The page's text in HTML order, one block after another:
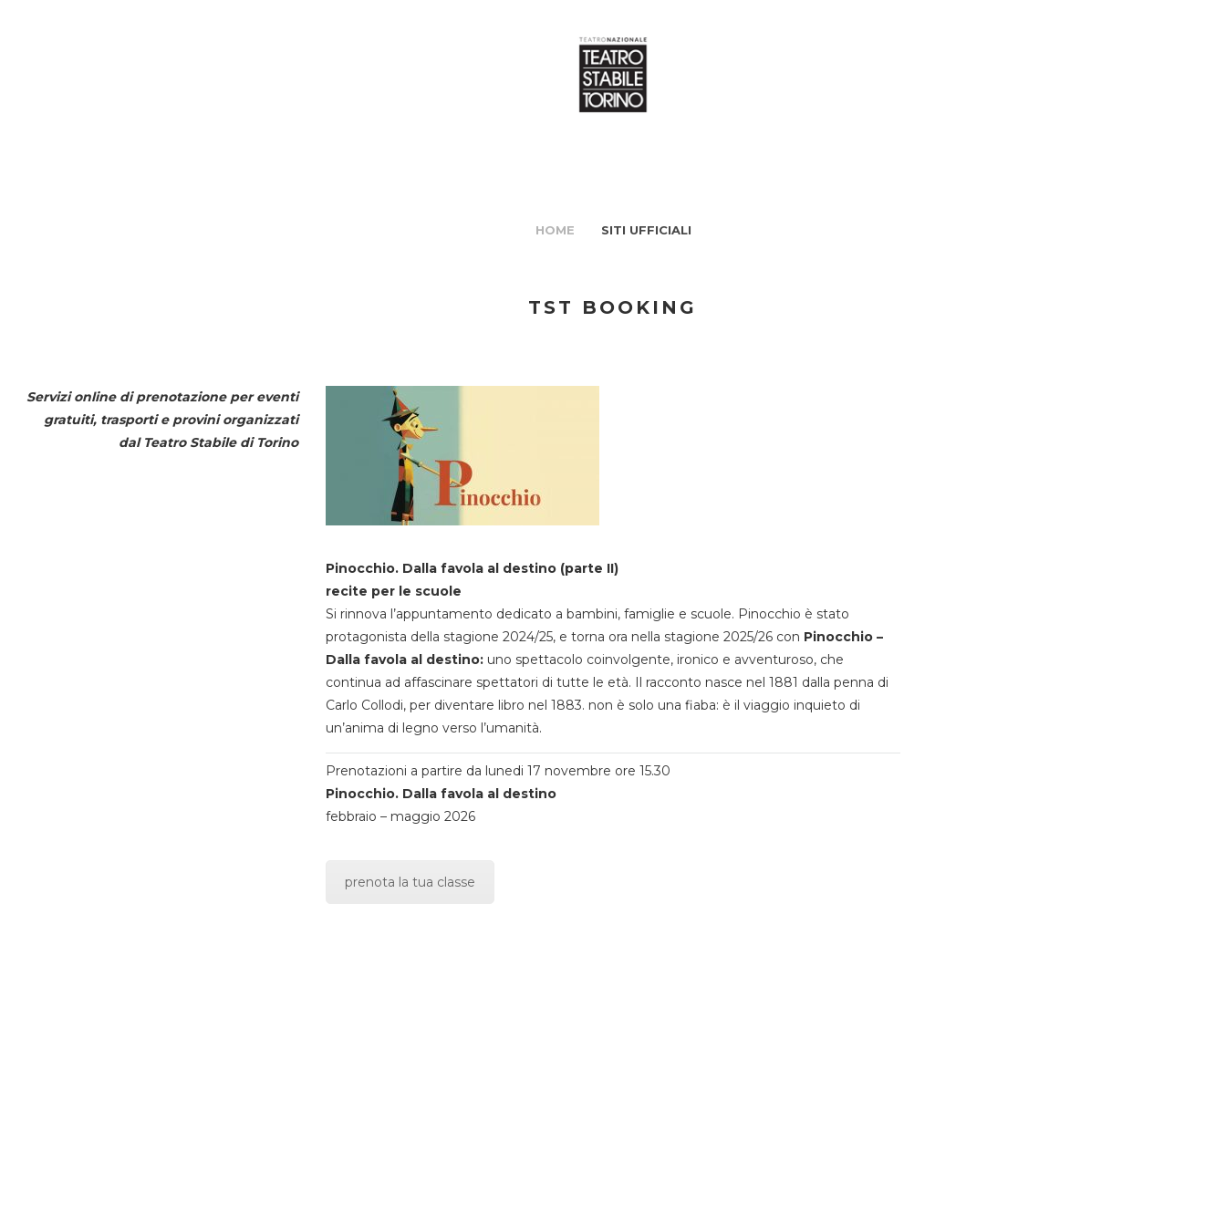
HOME SITI UFFICIALI
TST BOOKING
Servizi online di prenotazione per eventi
gratuiti, trasporti e provini organizzati
dal Teatro Stabile di Torino
Pinocchio. Dalla favola al destino (parte II)
recite per le scuole
Si rinnova l’appuntamento dedicato a bambini, famiglie e scuole. Pinocchio è stato
protagonista della stagione 2024/25, e torna ora nella stagione 2025/26 con Pinocchio –
Dalla favola al destino:uno spettacolo coinvolgente, ironico e avventuroso, che
continua ad affascinare spettatori di tutte le età. Il racconto nasce nel 1881 dalla penna di
Carlo Collodi, per diventare libro nel 1883. non è solo una fiaba: è il viaggio inquieto di
un’anima di legno verso l’umanità.
Prenotazioni a partire da lunedi 17 novembre ore 15.30
Pinocchio. Dalla favola al destino
febbraio – maggio 2026
prenota la tua classe